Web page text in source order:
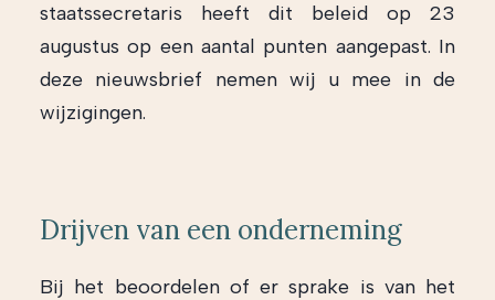
staatssecretaris heeft dit beleid op 23
augustus op een aantal punten aangepast. In
deze nieuwsbrief nemen wij u mee in de
wijzigingen.
Drijven van een onderneming
Bij het beoordelen of er sprake is van het